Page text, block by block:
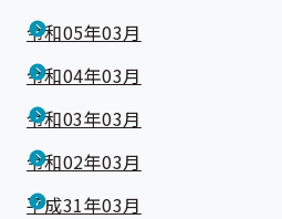
令和05年03月
令和04年03月
令和03年03月
令和02年03月
平成31年03月